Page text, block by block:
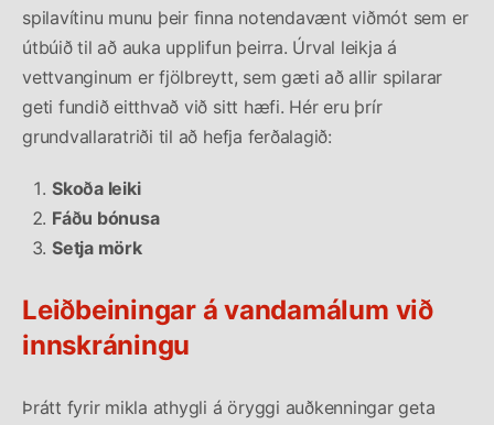
spilavítinu munu þeir finna notendavænt viðmót sem er
útbúið til að auka upplifun þeirra. Úrval leikja á
vettvanginum er fjölbreytt, sem gæti að allir spilarar
geti fundið eitthvað við sitt hæfi. Hér eru þrír
grundvallaratriði til að hefja ferðalagið:
Skoða leiki
Fáðu bónusa
Setja mörk
Leiðbeiningar á vandamálum við
innskráningu
Þrátt fyrir mikla athygli á öryggi auðkenningar geta